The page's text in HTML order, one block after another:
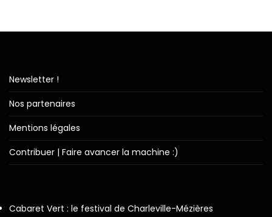
Newsletter !
Nos partenaires
Mentions légales
Contribuer | Faire avancer la machine :)
Cabaret Vert : le festival de Charleville-Mézières